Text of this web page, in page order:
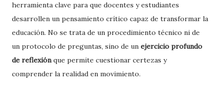
herramienta clave para que docentes y estudiantes
desarrollen un pensamiento crítico capaz de transformar la
educación. No se trata de un procedimiento técnico ni de
un protocolo de preguntas, sino de un ejercicio profundo
de reflexiónque permite cuestionar certezas y
comprender la realidad en movimiento.